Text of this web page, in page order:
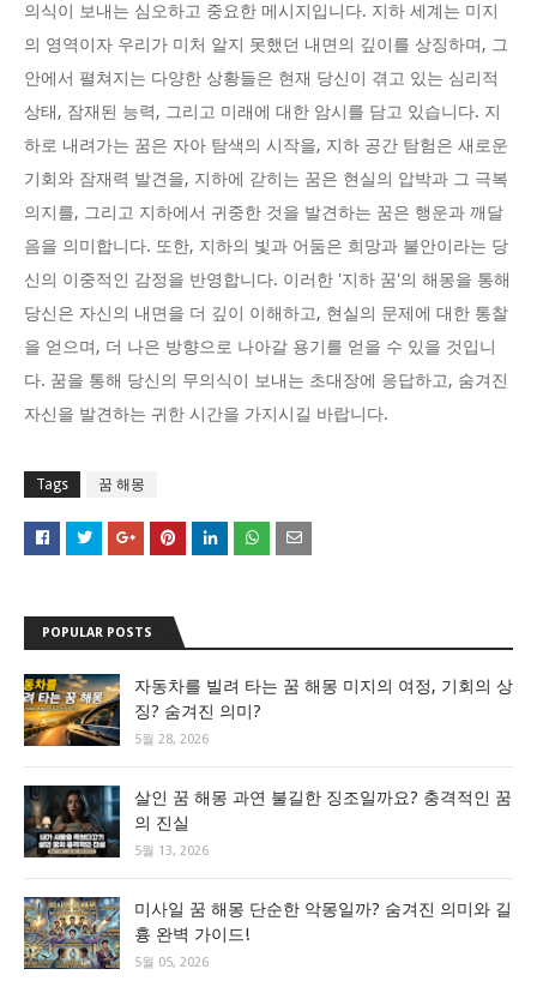
의식이 보내는 심오하고 중요한 메시지입니다. 지하 세계는 미지
의 영역이자 우리가 미처 알지 못했던 내면의 깊이를 상징하며, 그
안에서 펼쳐지는 다양한 상황들은 현재 당신이 겪고 있는 심리적
상태, 잠재된 능력, 그리고 미래에 대한 암시를 담고 있습니다. 지
하로 내려가는 꿈은 자아 탐색의 시작을, 지하 공간 탐험은 새로운
기회와 잠재력 발견을, 지하에 갇히는 꿈은 현실의 압박과 그 극복
의지를, 그리고 지하에서 귀중한 것을 발견하는 꿈은 행운과 깨달
음을 의미합니다. 또한, 지하의 빛과 어둠은 희망과 불안이라는 당
신의 이중적인 감정을 반영합니다. 이러한 '지하 꿈'의 해몽을 통해
당신은 자신의 내면을 더 깊이 이해하고, 현실의 문제에 대한 통찰
을 얻으며, 더 나은 방향으로 나아갈 용기를 얻을 수 있을 것입니
다. 꿈을 통해 당신의 무의식이 보내는 초대장에 응답하고, 숨겨진
자신을 발견하는 귀한 시간을 가지시길 바랍니다.
Tags 꿈 해몽
POPULAR POSTS
자동차를 빌려 타는 꿈 해몽 미지의 여정, 기회의 상
징? 숨겨진 의미?
5월 28, 2026
살인 꿈 해몽 과연 불길한 징조일까요? 충격적인 꿈
의 진실
5월 13, 2026
미사일 꿈 해몽 단순한 악몽일까? 숨겨진 의미와 길
흉 완벽 가이드!
5월 05, 2026